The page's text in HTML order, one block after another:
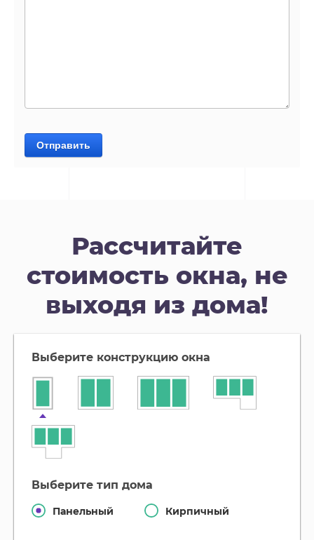
Отправить
Рассчитайте
стоимость окна, не
выходя из дома!
выберите конструкцию окна
выберите тип дома
Панельный Кирпичный